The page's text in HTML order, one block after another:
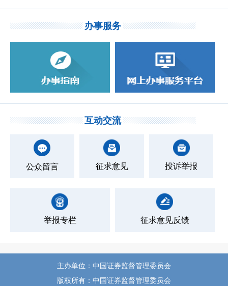
办事服务
互动交流
公众留言 征求意见 投诉举报
举报专栏 征求意见反馈
主办单位：中国证券监督管理委员会
版权所有：中国证券监督管理委员会